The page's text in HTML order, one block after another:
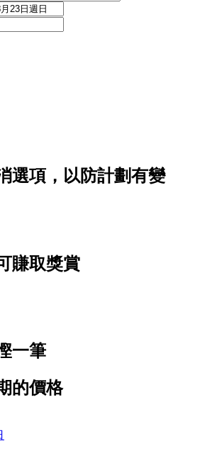
選項，以防計劃有變
賺取獎賞
一筆
的價格